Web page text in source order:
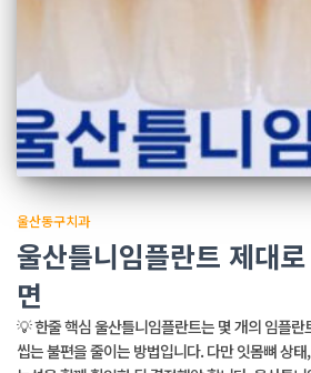
울산동구치과
울산틀니임플란트 제대
면
💡 한줄 핵심 울산틀니임플란트는 몇 개의 임플
씹는 불편을 줄이는 방법입니다. 다만 잇몸뼈 상